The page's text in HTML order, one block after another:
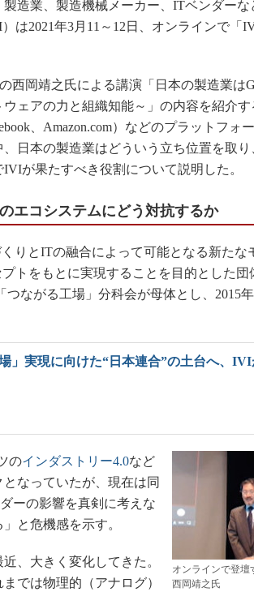
イノベーション
製造業ビッグデータ
植物工場
知財マネジメント
海外生産
グローバル設計・開発
新型コロナへの対応
造業、製造機械メーカー、ITベンダーな
）は2021年3月11～12日、オンラインで「
西岡靖之氏による講演「日本の製造業は
ェアの力と組織知能～」の内容を紹介す
、Amazon.com）などのプラットフォ
日本の製造業はどういう立ち位置を取
が果たすべき役割について説明した。
エコシステムにどう対抗するか
りとITの融合によって可能となる新たな
トをもとに実現することを目的とした団
ながる工場」分科会が母体とし、2015
場」実現に向けた“日本連合”の土台へ、
オンラインで登
西岡靖之氏
のインダストリー4.0など
なっていたが、現在は同
ーの影響を真剣に考えな
と危機感を示す。
、大きく変化してきた。
では物理的（アナログ）